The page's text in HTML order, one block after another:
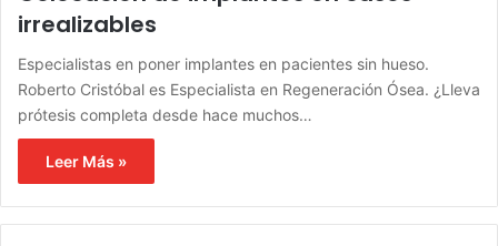
irrealizables
Especialistas en poner implantes en pacientes sin hueso.
Roberto Cristóbal es Especialista en Regeneración Ósea. ¿Lleva
prótesis completa desde hace muchos…
Leer Más »